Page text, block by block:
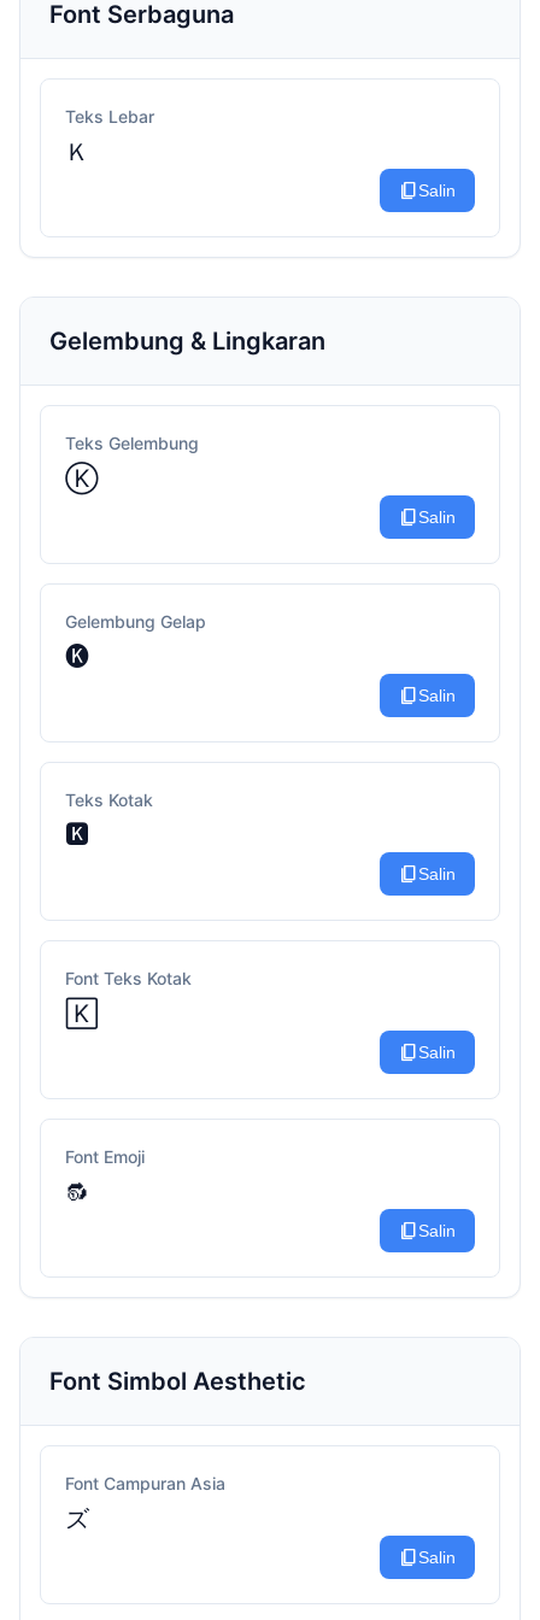
Font Serbaguna
Teks Lebar
Ｋ
content_copySalin
Gelembung & Lingkaran
Teks Gelembung
Ⓚ
content_copySalin
Gelembung Gelap
🅚
content_copySalin
Teks Kotak
🅺
content_copySalin
Font Teks Kotak
🄺
content_copySalin
Font Emoji
🔂
content_copySalin
Font Simbol Aesthetic
Font Campuran Asia
ズ
content_copySalin